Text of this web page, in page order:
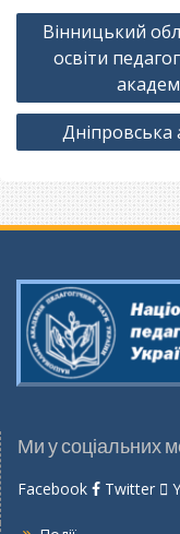
Навігація
записів
Вінницький
освіти
Дніпровська
Ми у соціальних
Facebook Twitter